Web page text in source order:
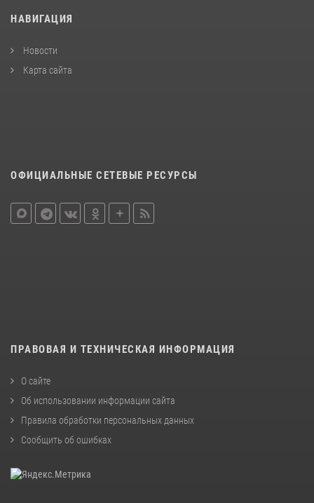
НАВИГАЦИЯ
Новости
Карта сайта
ОФИЦИАЛЬНЫЕ СЕТЕВЫЕ РЕСУРСЫ
ПРАВОВАЯ И ТЕХНИЧЕСКАЯ ИНФОРМАЦИЯ
О сайте
Об использовании информации сайта
Правила обработки персональных данных
Сообщить об ошибках